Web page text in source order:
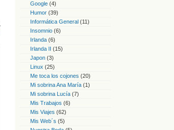
Google (4)
Humor (39)
Informática General (11)
Insomnio (6)
Irlanda (6)
Irlanda II (15)
Japon (3)
Linux (25)
Me toca los cojones (20)
Mi sobrina Ana María (1)
Mi sobrina Lucía (7)
Mis Trabajos (6)
Mis Viajes (62)
Mis Web´s (5)